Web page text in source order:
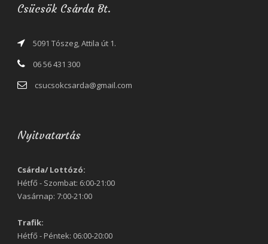
Csücsök Csárda Bt.
5091 Tószeg, Attila út 1.
06 56 431 300
csucsokcsarda@gmail.com
Nyitvatartás
Csárda/ Lottózó:
Hétfő - Szombat: 6:00-21:00
Vasárnap: 7:00-21:00
Trafik:
Hétfő - Péntek: 06:00-20:00